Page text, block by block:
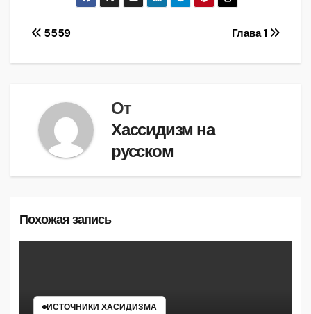
Навигация
по
Глава 1
5559
От
Хассидизм на
русском
Похожая запись
ИСТОЧНИКИ ХАСИДИЗМА